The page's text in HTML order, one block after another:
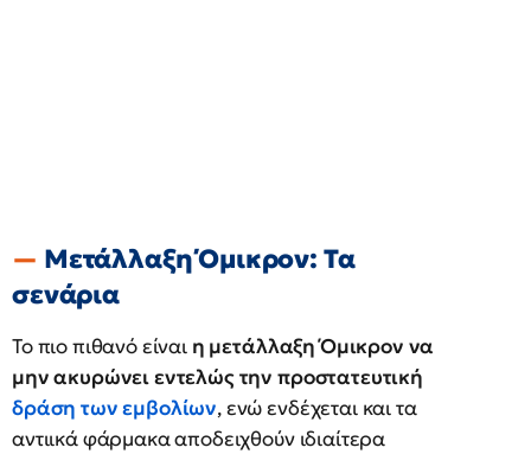
Μετάλλαξη Όμικρον: Τα
σενάρια
Το πιο πιθανό είναι η μετάλλαξη Όμικρον να
μην ακυρώνει εντελώς την προστατευτική
δράση των εμβολίων, ενώ ενδέχεται και τα
αντιικά φάρμακα αποδειχθούν ιδιαίτερα